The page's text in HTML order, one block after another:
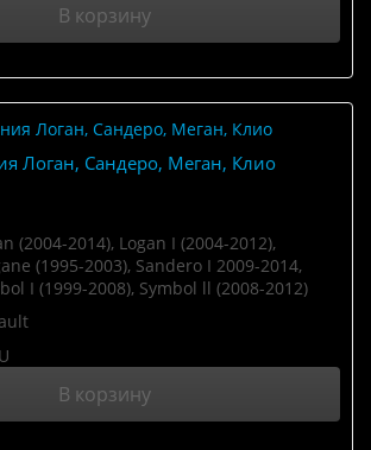
В корзину
Логан, Сандеро, Меган, Клио
(2004-2014), Logan I (2004-2012),
(1995-2003), Sandero I 2009-2014,
I (1999-2008), Symbol ll (2008-2012)
В корзину